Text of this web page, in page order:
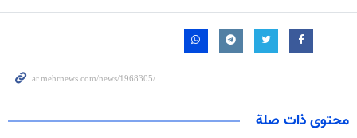
محتوى ذات صلة